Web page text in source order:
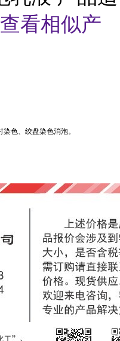
查看相似产
色、绞盘染色消泡。